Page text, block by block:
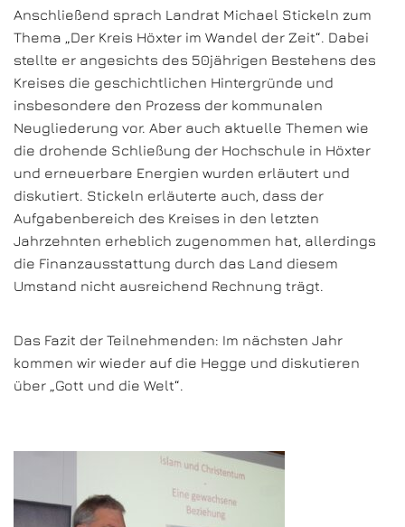
Anschließend sprach Landrat Michael Stickeln zum
Thema „Der Kreis Höxter im Wandel der Zeit“. Dabei
stellte er angesichts des 50jährigen Bestehens des
Kreises die geschichtlichen Hintergründe und
insbesondere den Prozess der kommunalen
Neugliederung vor. Aber auch aktuelle Themen wie
die drohende Schließung der Hochschule in Höxter
und erneuerbare Energien wurden erläutert und
diskutiert. Stickeln erläuterte auch, dass der
Aufgabenbereich des Kreises in den letzten
Jahrzehnten erheblich zugenommen hat, allerdings
die Finanzausstattung durch das Land diesem
Umstand nicht ausreichend Rechnung trägt.
Das Fazit der Teilnehmenden: Im nächsten Jahr
kommen wir wieder auf die Hegge und diskutieren
über „Gott und die Welt“.